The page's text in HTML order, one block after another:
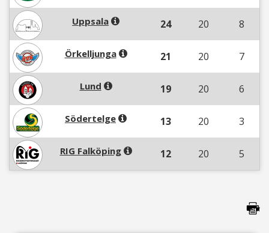
Uppsala 24 20 8
Örkelljunga 21 20 7
Lund 19 20 6
Södertelge 13 20 3
RIG Falköping 12 20 5